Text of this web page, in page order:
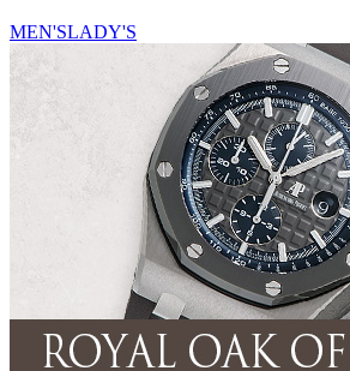
MEN'SLADY'S